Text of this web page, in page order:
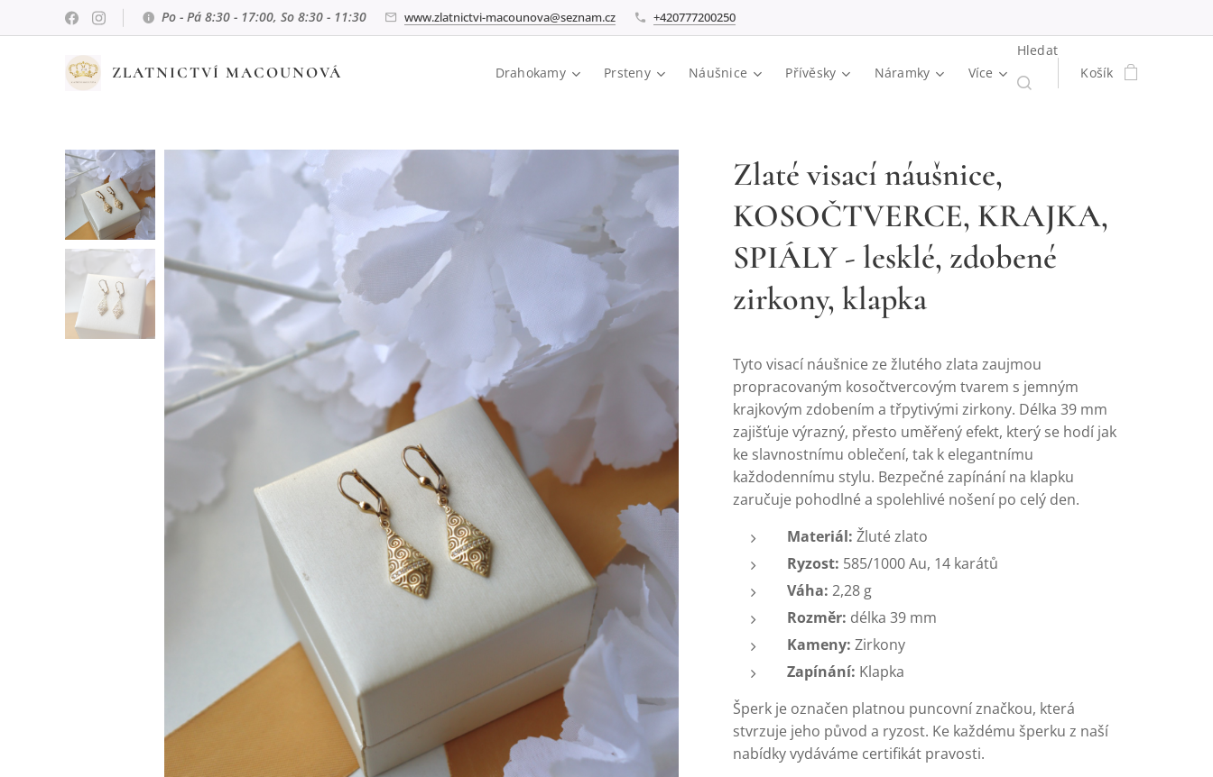
Po - Pá 8:30 - 17:00, So 8:30 - 11:30 www.zlatnictvi-macounova@seznam.cz +420777200250
ZLATNICTVÍ MACOUNOVÁ Drahokamy Prsteny Náušnice Přívěsky Náramky Více
Hledat
Košík
Zlaté visací náušnice,
KOSOČTVERCE, KRAJKA,
SPIÁLY - lesklé, zdobené
zirkony, klapka
Tyto visací náušnice ze žlutého zlata zaujmou
propracovaným kosočtvercovým tvarem s jemným
krajkovým zdobením a třpytivými zirkony. Délka 39 mm
zajišťuje výrazný, přesto uměřený efekt, který se hodí jak
ke slavnostnímu oblečení, tak k elegantnímu
každodennímu stylu. Bezpečné zapínání na klapku
zaručuje pohodlné a spolehlivé nošení po celý den.
Materiál: Žluté zlato
Ryzost: 585/1000 Au, 14 karátů
Váha: 2,28 g
Rozměr: délka 39 mm
Kameny: Zirkony
Zapínání: Klapka
Šperk je označen platnou puncovní značkou, která
stvrzuje jeho původ a ryzost. Ke každému šperku z naší
nabídky vydáváme certifikát pravosti.